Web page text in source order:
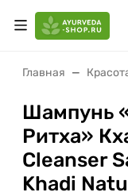
Главная
Шампунь
Ритха»
Cleanser
Khadi